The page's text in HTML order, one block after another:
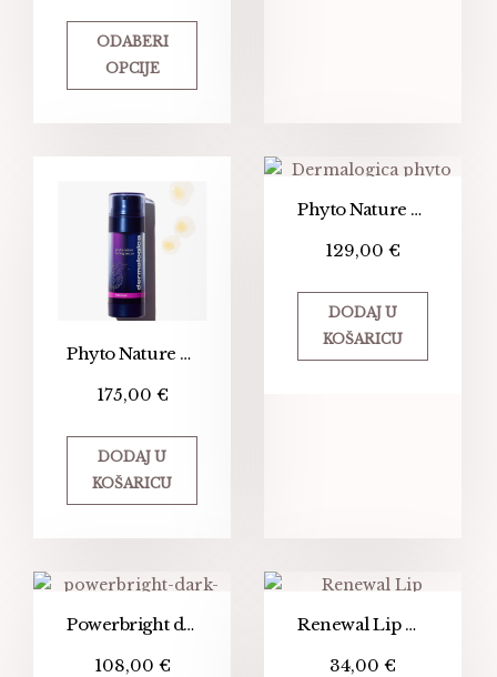
ODABERI
OPCIJE
Phyto Nature Firming serum
175,00 €
DODAJ U
KOŠARICU
Phyto Nature Lifting Eye Cream
129,00 €
DODAJ U
KOŠARICU
Powerbright dark spot serum
108,00 €
Renewal Lip Complex
34,00 €